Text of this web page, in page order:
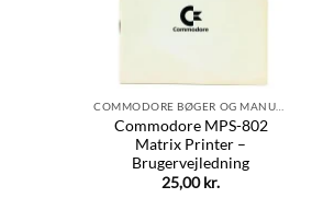
Commodore MPS-802
Matrix Printer –
Brugervejledning
25,00kr.